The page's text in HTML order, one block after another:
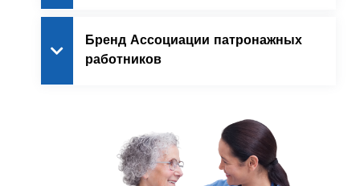
Бренд Ассоциации патронажных
работников